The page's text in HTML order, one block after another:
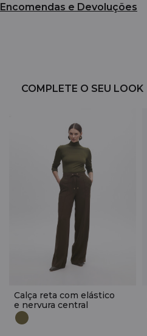
Encomendas e Devoluções
COMPLETE O SEU LOOK
Calça reta com elástico
e nervura central